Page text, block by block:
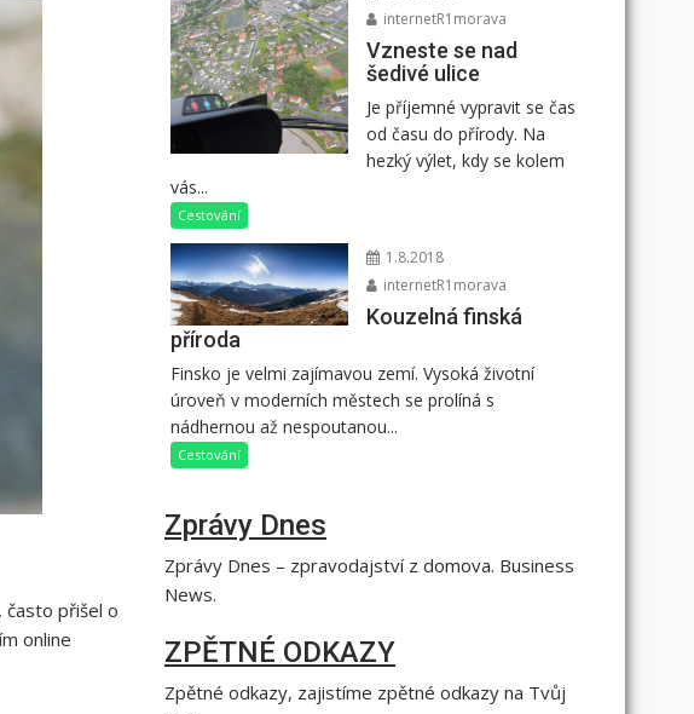
přišel o
online
internetR1morava
Vzneste se nad
šedivé ulice
Je příjemné vypravit se čas
od času do přírody. Na
hezký výlet, kdy se kolem
vás...
Cestování
1.8.2018
internetR1morava
Kouzelná finská
příroda
Finsko je velmi zajímavou zemí. Vysoká životní
úroveň v moderních městech se prolíná s
nádhernou až nespoutanou...
Cestování
Zprávy Dnes
Zprávy Dnes – zpravodajství z domova. Business
News.
ZPĚTNÉ ODKAZY
Zpětné odkazy, zajistíme zpětné odkazy na Tvůj